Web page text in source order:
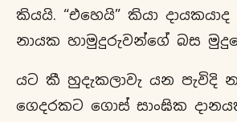
කියයි. “එහෙයි” කියා දායකයාද
නායක හාමුදුරුවන්ගේ බස
යට කී හුදැකලාවැ යන පැවිදි
ගෙදරකට ගොස් සාංඝික